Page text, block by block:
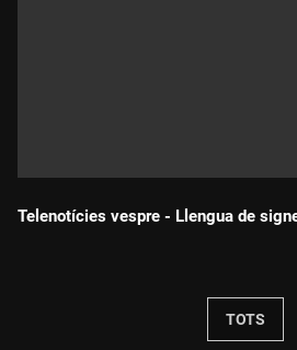
Telenotícies vespre - Llengua de
TOTS